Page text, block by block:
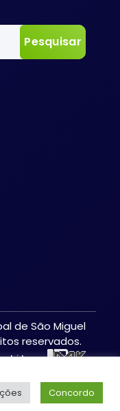
de São Miguel
reservados.
por:
Concordo